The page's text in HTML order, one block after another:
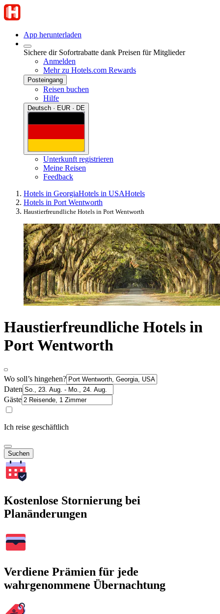
App herunterladen
Sichere dir Sofortrabatte dank Preisen für Mitglieder
Anmelden
Mehr zu Hotels.com Rewards
Posteingang
Reisen buchen
Hilfe
Deutsch · EUR · DE
Unterkunft registrieren
Meine Reisen
Feedback
Hotels in GeorgiaHotels in USAHotels
Hotels in Port Wentworth
Haustierfreundliche Hotels in Port Wentworth
Haustierfreundliche Hotels in
Port Wentworth
Wo soll’s hingehen?
Daten
Gäste
Ich reise geschäftlich
Suchen
Kostenlose Stornierung bei
Planänderungen
Verdiene Prämien für jede
wahrgenommene Übernachtung